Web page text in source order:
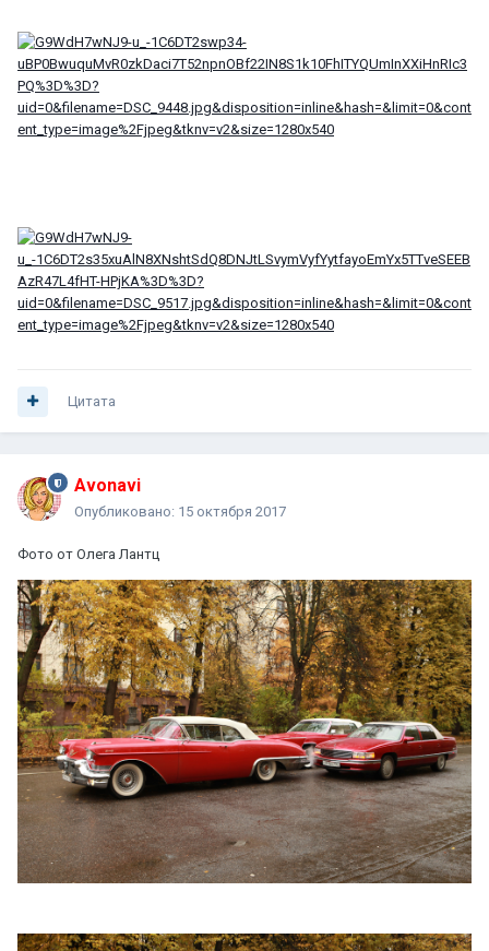
Цитата
Avonavi
Опубликовано: 15 октября 2017
Фото от Олега Лантц